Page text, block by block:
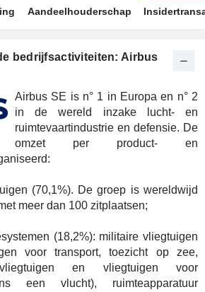
Aandeelhouderschap
bedrijfsactiviteiten: Airbus
Airbus SE is n° 1 in Europa en n° 2
in de wereld inzake lucht- en
ruimtevaartindustrie en defensie. De
omzet per product- en
(70,1%). De groep is wereldwijd
meer dan 100 zitplaatsen;
(18,2%): militaire vliegtuigen
voor transport, toezicht op zee,
en vliegtuigen voor
een vlucht), ruimteapparatuur